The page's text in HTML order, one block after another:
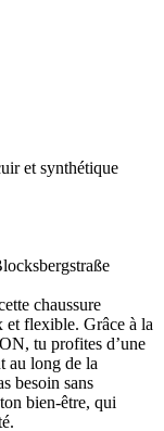
et synthétique
chaussure
flexible. Grâce à la
tu profites d’une
au long de la
besoin sans
bien-être, qui